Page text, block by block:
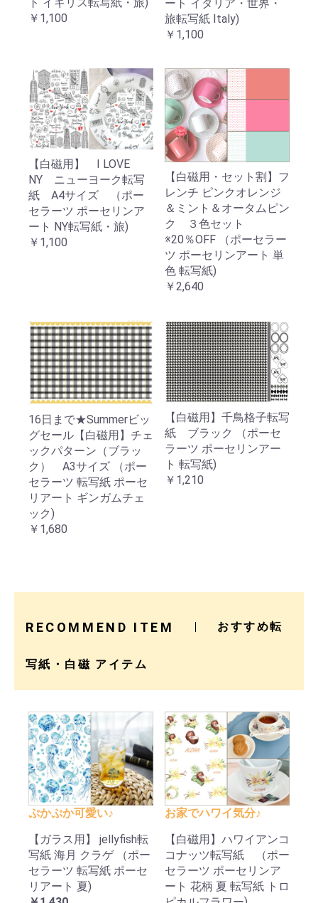
￥1,100
ート イタリア・世界・
旅転写紙 Italy)
￥1,100
【白磁用】 I LOVE
NY ニューヨーク転写
紙 A4サイズ （ポー
セラーツ ポーセリンア
ート NY転写紙・旅)
￥1,100
【白磁用・セット割】フ
レンチ ピンクオレンジ
＆ミント＆オータムピン
ク ３色セット
※20％OFF （ポーセラー
ツ ポーセリンアート 単
色 転写紙)
￥2,640
16日まで★Summerビッ
グセール【白磁用】チェ
ックパターン（ブラッ
ク） A3サイズ （ポー
セラーツ 転写紙 ポーセ
リアート ギンガムチェ
ック)
￥1,680
【白磁用】千鳥格子転写
紙 ブラック （ポーセ
ラーツ ポーセリンアー
ト 転写紙)
￥1,210
RECOMMEND ITEM おすすめ転
写紙・白磁 アイテム
ぷかぷか可愛い♪
【ガラス用】 jellyfish転
写紙 海月 クラゲ （ポー
セラーツ 転写紙 ポーセ
リアート 夏)
お家でハワイ気分♪
【白磁用】ハワイアンコ
コナッツ転写紙 （ポー
セラーツ ポーセリンア
ート 花柄 夏 転写紙 トロ